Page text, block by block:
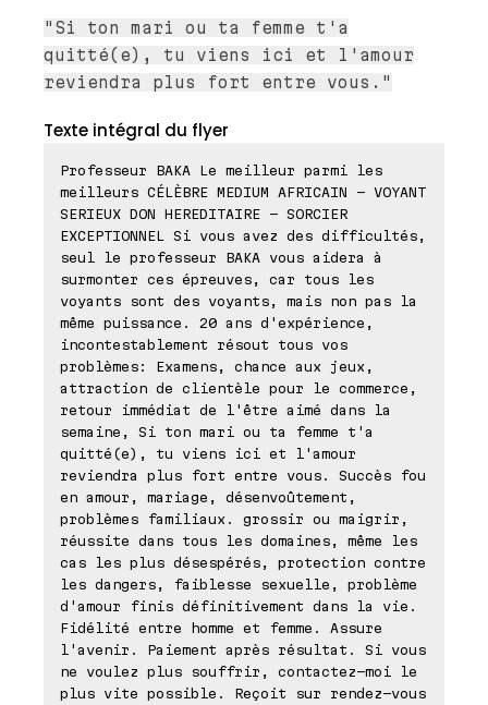
"Si ton mari ou ta femme t'a
quitté(e), tu viens ici et l'amour
reviendra plus fort entre vous."
Texte intégral du flyer
Professeur BAKA Le meilleur parmi les
meilleurs CÉLÈBRE MEDIUM AFRICAIN - VOYANT
SERIEUX DON HEREDITAIRE - SORCIER
EXCEPTIONNEL Si vous avez des difficultés,
seul le professeur BAKA vous aidera à
surmonter ces épreuves, car tous les
voyants sont des voyants, mais non pas la
même puissance. 20 ans d'expérience,
incontestablement résout tous vos
problèmes: Examens, chance aux jeux,
attraction de clientèle pour le commerce,
retour immédiat de l'être aimé dans la
semaine, Si ton mari ou ta femme t'a
quitté(e), tu viens ici et l'amour
reviendra plus fort entre vous. Succès fou
en amour, mariage, désenvoûtement,
problèmes familiaux. grossir ou maigrir,
réussite dans tous les domaines, même les
cas les plus désespérés, protection contre
les dangers, faiblesse sexuelle, problème
d'amour finis définitivement dans la vie.
Fidélité entre homme et femme. Assure
l'avenir. Paiement après résultat. Si vous
ne voulez plus souffrir, contactez-moi le
plus vite possible. Reçoit sur rendez-vous